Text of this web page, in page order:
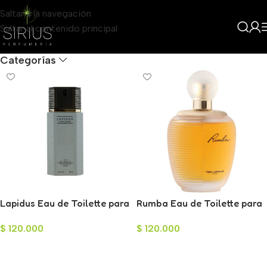
Saltar a la navegación
Saltar al contenido principal
Filters
Categorías
Lapidus Eau de Toilette para
$ 120.000
Rumba Eau de Toilette para
$ 120.000